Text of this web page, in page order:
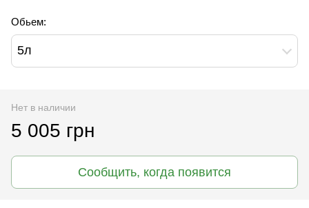
Обьем:
5л
Нет в наличии
5 005 грн
Сообщить, когда появится